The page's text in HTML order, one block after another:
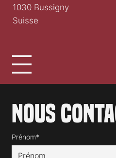
Nous
Prénom*
1030 Bussigny
Suisse